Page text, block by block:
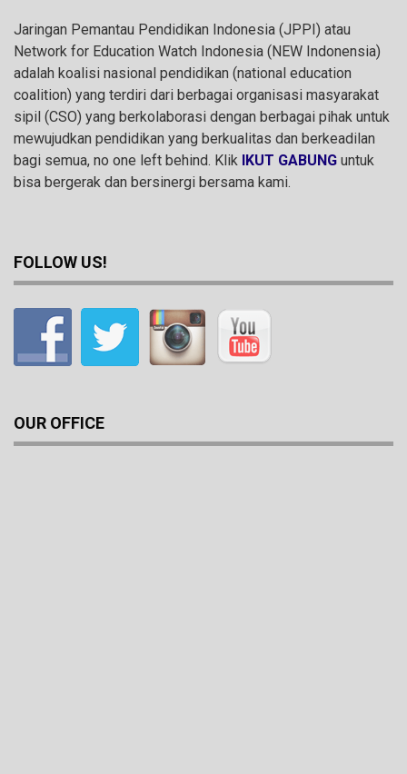
Jaringan Pemantau Pendidikan Indonesia (JPPI) atau
Network for Education Watch Indonesia (NEW Indonensia)
adalah koalisi nasional pendidikan (national education
coalition) yang terdiri dari berbagai organisasi masyarakat
sipil (CSO) yang berkolaborasi dengan berbagai pihak untuk
mewujudkan pendidikan yang berkualitas dan berkeadilan
bagi semua, no one left behind. Klik IKUT GABUNG untuk
bisa bergerak dan bersinergi bersama kami.
FOLLOW US!
OUR OFFICE